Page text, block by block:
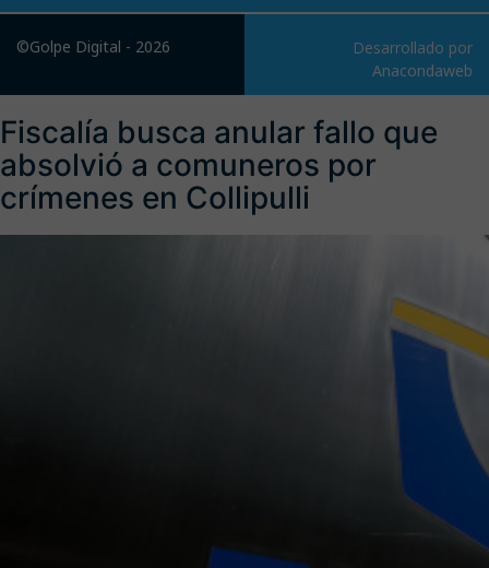
©Golpe Digital - 2026
Desarrollado por
Anacondaweb
Fiscalía busca anular fallo que
absolvió a comuneros por
crímenes en Collipulli